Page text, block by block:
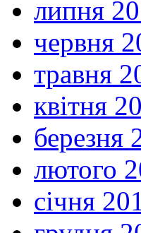
липня
червня
травня
квітня
березня
лютого
січня